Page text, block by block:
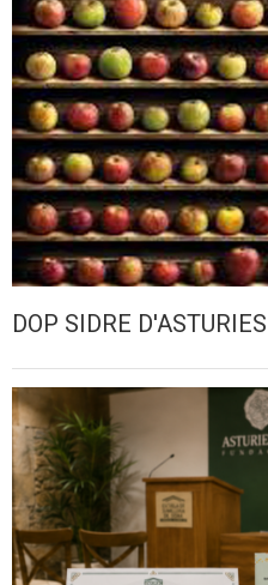
DOP SIDRE D'ASTURIES